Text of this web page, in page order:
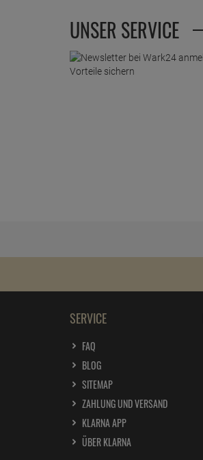
UNSER SERVICE
SERVICE
FAQ
BLOG
SITEMAP
ZAHLUNG UND VERSAND
KLARNA APP
ÜBER KLARNA